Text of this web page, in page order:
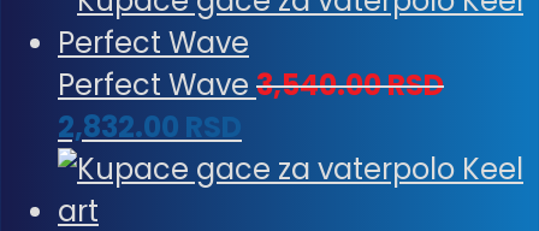
Perfect Wave 3,540.00RSD
2,832.00 RSD